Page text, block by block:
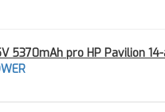
5370mAh pro HP Pavilion